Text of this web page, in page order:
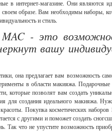
в интернет-магазине. Они являются
образе. Вам необходимы наборы,
и стиль.
- это
вашу
она предлагает вам возможность
в области макияжа.
которые позволят вам создать
для создания идеального макияжа.
Покупка косметических
с другими и поможет создать
что не упустите возможность